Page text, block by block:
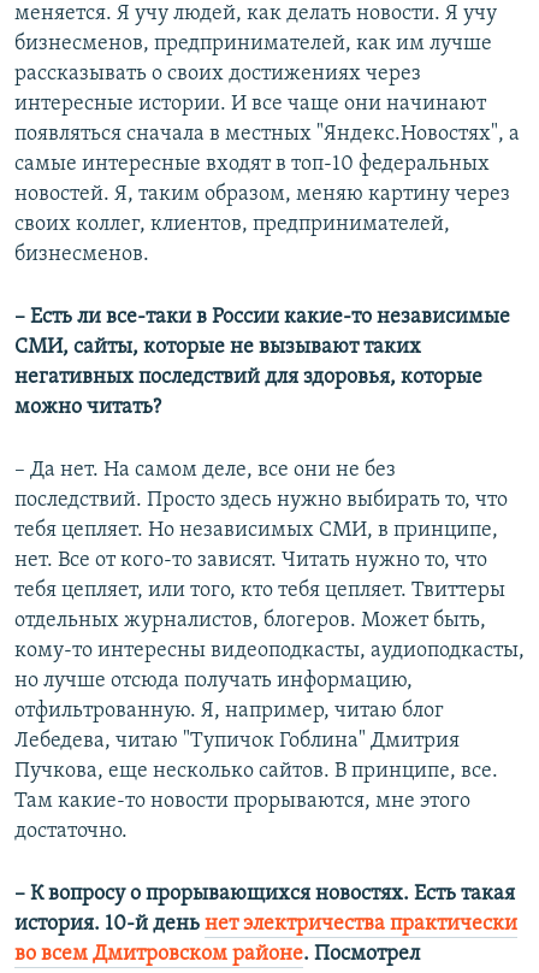
меняется. Я учу людей, как делать новости. Я учу
бизнесменов, предпринимателей, как им лучше
рассказывать о своих достижениях через
интересные истории. И все чаще они начинают
появляться сначала в местных "Яндекс.Новостях", а
самые интересные входят в топ-10 федеральных
новостей. Я, таким образом, меняю картину через
своих коллег, клиентов, предпринимателей,
бизнесменов.
– Есть ли все-таки в России какие-то независимые
СМИ, сайты, которые не вызывают таких
негативных последствий для здоровья, которые
можно читать?
– Да нет. На самом деле, все они не без
последствий. Просто здесь нужно выбирать то, что
тебя цепляет. Но независимых СМИ, в принципе,
нет. Все от кого-то зависят. Читать нужно то, что
тебя цепляет, или того, кто тебя цепляет. Твиттеры
отдельных журналистов, блогеров. Может быть,
кому-то интересны видеоподкасты, аудиоподкасты,
но лучше отсюда получать информацию,
отфильтрованную. Я, например, читаю блог
Лебедева, читаю "Тупичок Гоблина" Дмитрия
Пучкова, еще несколько сайтов. В принципе, все.
Там какие-то новости прорываются, мне этого
достаточно.
– К вопросу о прорывающихся новостях. Есть такая
история. 10-й день нет электричества практически
во всем Дмитровском районе. Посмотрел